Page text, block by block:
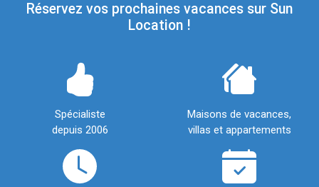
Réservez vos prochaines vacances sur Sun
Location !
Spécialiste
depuis 2006
Maisons de vacances,
villas et appartements